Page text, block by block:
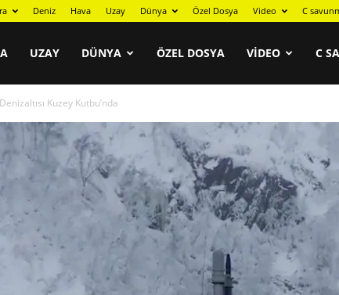
Deniz Hava Uzay Dünya Özel Dosya Video C
UZAY DÜNYA ÖZEL DOSYA VIDEO C
Kuzey Kutbu’nda